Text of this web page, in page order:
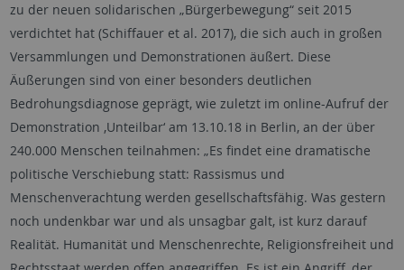
zu der neuen solidarischen „Bürgerbewegung“ seit 2015
verdichtet hat (Schiffauer et al. 2017), die sich auch in großen
Versammlungen und Demonstrationen äußert. Diese
Äußerungen sind von einer besonders deutlichen
Bedrohungsdiagnose geprägt, wie zuletzt im online-Aufruf der
Demonstration ‚Unteilbar‘ am 13.10.18 in Berlin, an der über
240.000 Menschen teilnahmen: „Es findet eine dramatische
politische Verschiebung statt: Rassismus und
Menschenverachtung werden gesellschaftsfähig. Was gestern
noch undenkbar war und als unsagbar galt, ist kurz darauf
Realität. Humanität und Menschenrechte, Religionsfreiheit und